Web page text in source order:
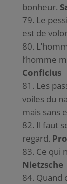
bonheur.
Le
est de
l’homme
Conficius
Les
voiles du
mais sans
Il faut
regard.
Ce qui
Nietzsche
Quand